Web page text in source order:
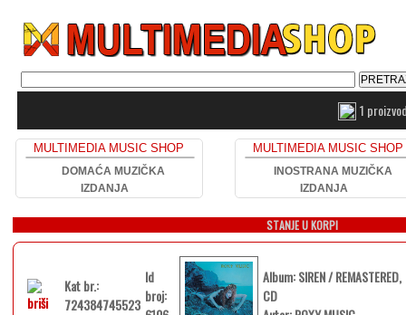
1
MULTIMEDIA MUSIC SHOP
DOMAĆA MUZIČKA
IZDANJA
MULTIMEDIA MUSIC SHOP
INOSTRANA MUZIČKA
IZDANJA
STANJE U KORPI
Kat br.:
724384745523
Id
broj:
Album: SIREN / REMASTERED,
CD